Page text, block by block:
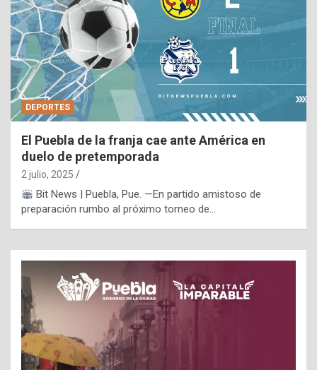
DEPORTES
El Puebla de la franja cae ante América en
duelo de pretemporada
2 julio, 2025
Bit News | Puebla, Pue. —En partido amistoso de
preparación rumbo al próximo torneo de…